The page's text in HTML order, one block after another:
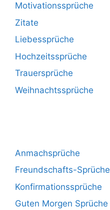
Motivationssprüche
Zitate
Liebessprüche
Hochzeitssprüche
Trauersprüche
Weihnachtssprüche
Anmachsprüche
Freundschafts-Sprüche
Konfirmationssprüche
Guten Morgen Sprüche